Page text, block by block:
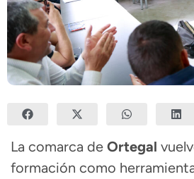
La comarca de Ortegal
formación como